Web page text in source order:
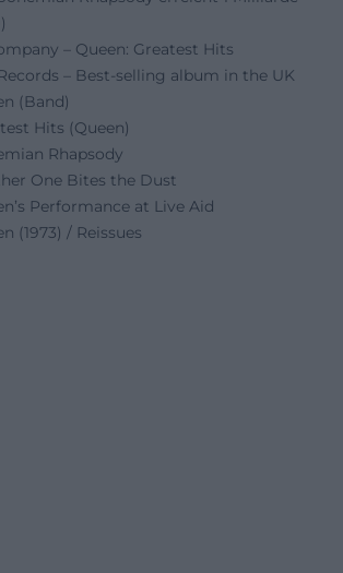
– Queen: Greatest Hits
– Best-selling album in the UK
(Band)
Hits (Queen)
Rhapsody
One Bites the Dust
Performance at Live Aid
(1973) / Reissues